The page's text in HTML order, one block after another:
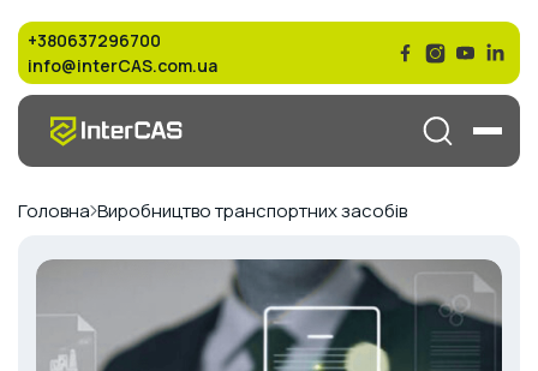
+380637296700
info@interCAS.com.ua
Головна Виробництво транспортних засобів